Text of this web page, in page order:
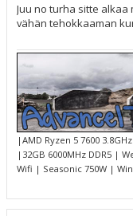
s
t
i
Juu no turha sitte
vähän tehokkaaman
|AMD Ryzen 5 7600
|32GB 6000MHz DDR5 |
Wifi | Seasonic 750W |